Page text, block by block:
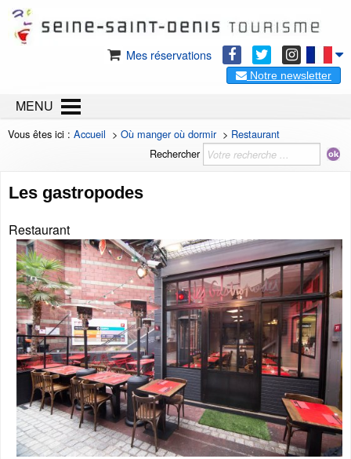
Mes réservations
Notre newsletter
MENU
Vous êtes ici : Accueil > Où manger où dormir> Restaurant
Rechercher
Les gastropodes
Restaurant